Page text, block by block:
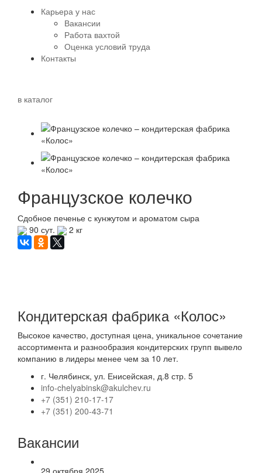
Карьера у нас
Вакансии
Работа вахтой
Оценка условий труда
Контакты
в каталог
Французское колечко
Сдобное печенье с кунжутом и ароматом сыра
90 сут.
2 кг
Кондитерская фабрика «Колос»
Высокое качество, доступная цена, уникальное сочетание
ассортимента и разнообразия кондитерских групп вывело
компанию в лидеры менее чем за 10 лет.
г. Челябинск, ул. Енисейская, д.8 стр. 5
info-chelyabinsk@akulchev.ru
+7 (351) 210-17-17
+7 (351) 200-43-71
Вакансии